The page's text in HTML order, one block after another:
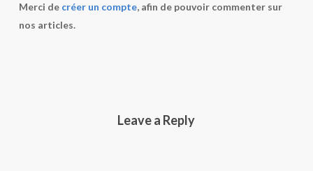
Merci de créer un compte, afin de pouvoir commenter sur
nos articles.
Leave a Reply